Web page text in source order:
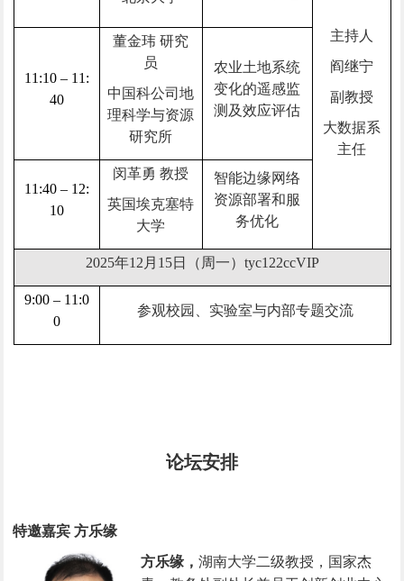
主持人
阎继宁
副教授
大数据系
主任
11:10 – 11:
40
董金玮 研究
员
中国科公司地
理科学与资源
研究所
农业土地系统
变化的遥感监
测及效应评估
11:40 – 12:
10
闵革勇 教授
英国埃克塞特
大学
智能边缘网络
资源部署和服
务优化
2025年12月15日（周一）tyc122ccVIP
9:00 – 11:0
0
参观校园、实验室与内部专题交流
论坛安排
特邀嘉宾 方乐缘
方乐缘， 湖南大学二级教授，国家杰